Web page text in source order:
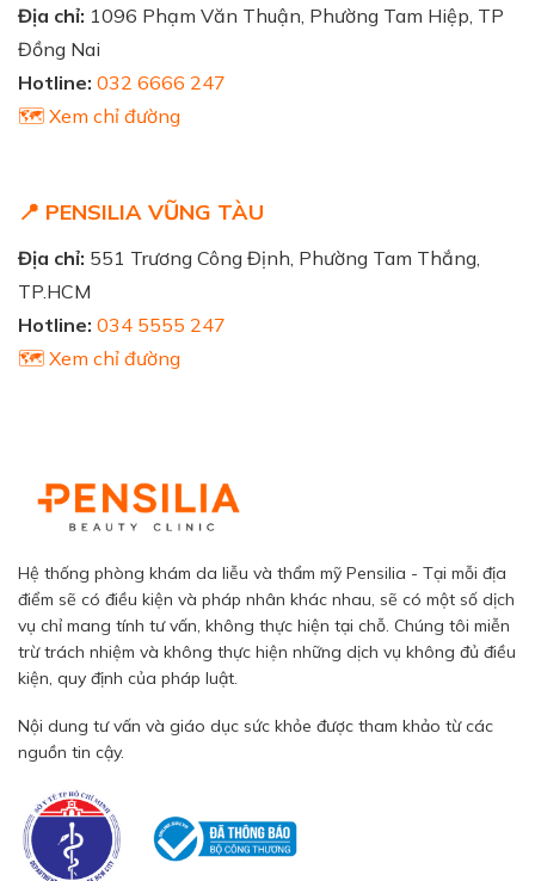
Địa chỉ: 1096 Phạm Văn Thuận, Phường Tam Hiệp, TP
Đồng Nai
Hotline: 032 6666 247
🗺️ Xem chỉ đường
📍 PENSILIA VŨNG TÀU
Địa chỉ: 551 Trương Công Định, Phường Tam Thắng,
TP.HCM
Hotline: 034 5555 247
🗺️ Xem chỉ đường
Hệ thống phòng khám da liễu và thẩm mỹ Pensilia - Tại mỗi địa
điểm sẽ có điều kiện và pháp nhân khác nhau, sẽ có một số dịch
vụ chỉ mang tính tư vấn, không thực hiện tại chỗ. Chúng tôi miễn
trừ trách nhiệm và không thực hiện những dịch vụ không đủ điều
kiện, quy định của pháp luật.
Nội dung tư vấn và giáo dục sức khỏe được tham khảo từ các
nguồn tin cậy.